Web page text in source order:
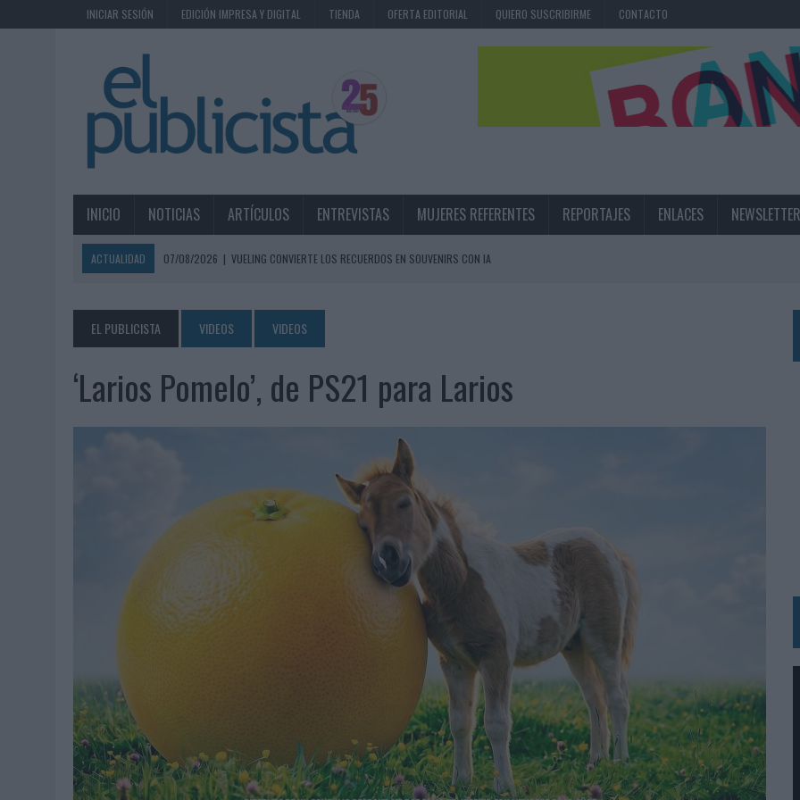
INICIAR SESIÓN EDICIÓN IMPRESA Y DIGITAL TIENDA OFERTA EDITORIAL QUIERO SUSCRIBIRME CONTACTO
INICIO NOTICIAS ARTÍCULOS ENTREVISTAS MUJERES REFERENTES REPORTAJES ENLACES NEWSLETTER
ACTUALIDAD 07/08/2026 | VUELING CONVIERTE LOS RECUERDOS EN SOUVENIRS CON IA
06/08/2026 | SIETE DE CADA DIEZ EMPRESAS ESPAÑOLAS NO INTEGRAN LA INFANCIA EN SU ESTRATEGIA
06/08/2026
EL MERCADO PUBLICITARIO CAE UN 2,6% EN 2025, AUNQUE LOS MEDIOS CONTROLADOS MANTIENEN EL CRECIMIENTO
06/08/2026
LA TELEVISIÓN SIGUE LIDERANDO EL CONSUMO DE MEDIOS EN VERANO Y SUPERA AL MÓVIL COMO DISPOSITIVO MÁS UTILIZADO
EL USO DE LA IA GENERATIVA ALCANZA YA AL 62% DE LOS ESPAÑOLES
SYSTEM1 NOMBRA A KIMBERLY BASTONI COMO NUEVA DIRECTORA COMERCIAL GLOBAL
FRIGO Y UNIQLO LANZAN UNA COLECCIÓN PERSONALIZABLE INSPIRADA EN CORNETTO, CALIPPO Y SOLERO
LA IA ESTÁ SUBIENDO EL LISTÓN DE LA CREATIVIDAD
05/08/2026
BEON WORLDWIDE LANZA RAÍZ URBANA PARA TRANSFORMAR EL PATRIMONIO HISTÓRICO EN ACTIVOS CULTURALES Y ECONÓMICOS
FABRA COMUNICACIÓN INCORPORA A CASONÁ Y ASUME LA GESTIÓN DE SUS RELACIONES CON LOS MEDIOS
LOPESAN HOTELS & RESORTS ACERCA EL PARAÍSO CANARIO EN SU ÚLTIMA CAMPAÑA INTERNACIONAL
LUIS ARQUILLOS (BURGO DE ARIAS): “LA CONSTRUCCIÓN DE MARCA A LARGO PLAZO Y LA MEDICIÓN SON DOS CARAS DE LA MISMA
04/08/2026
‘EL PARAÍSO MÁS CERCA’, DE 22GRADOS PARA LOPESAN HOTELS & RESORTS
04/08/2026
‘LA ÚNICA CERVEZA DEL MUNDO QUE SE DISFRUTA DOS VECES’, DE INUSUALY PARA CERVEZA CAPAZ
04/08/2026 | ‘EL FÚTBOL SIN LAS PERSONAS’, DE DENTSU CREATIVE PARA ORANGE
04/08/2026 |
CAPAZ, LA CERVEZA QUE CONVIERTE CADA BOTELLA EN UNA OPORTUNIDAD DE INCLUSIÓN
EL PUBLICISTA VIDEOS VIDEOS
‘Larios Pomelo’, de PS21 para Larios